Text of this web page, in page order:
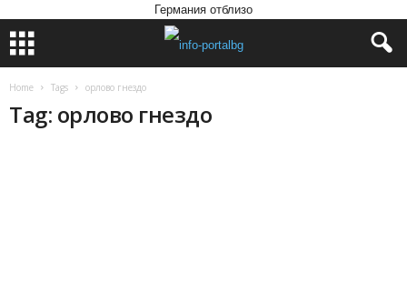
Германия отблизо
Home Tags орлово гнездо
Tag: орлово гнездо